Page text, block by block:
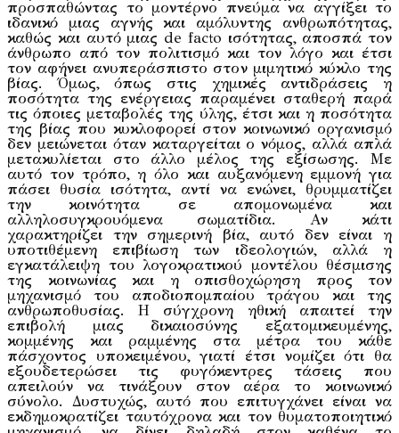
προσπαθώντας το μοντέρνο πνεύμα να αγγίξει το
ιδανικό μιας αγνής και αμόλυντης ανθρωπότητας,
καθώς και αυτό μιας de facto ισότητας, αποσπά τον
άνθρωπο από τον πολιτισμό και τον λόγο και έτσι
τον αφήνει ανυπεράσπιστο στον μιμητικό κύκλο της
βίας. Όμως, όπως στις χημικές αντιδράσεις η
ποσότητα της ενέργειας παραμένει σταθερή παρά
τις όποιες μεταβολές της ύλης, έτσι και η ποσότητα
της βίας που κυκλοφορεί στον κοινωνικό οργανισμό
δεν μειώνεται όταν καταργείται ο νόμος, αλλά απλά
μετακυλίεται στο άλλο μέλος της εξίσωσης. Με
αυτό τον τρόπο, η όλο και αυξανόμενη εμμονή για
πάσει θυσία ισότητα, αντί να ενώνει, θρυμματίζει
την κοινότητα σε απομονωμένα και
αλληλοσυγκρουόμενα σωματίδια. Αν κάτι
χαρακτηρίζει την σημερινή βία, αυτό δεν είναι η
υποτιθέμενη επιβίωση των ιδεολογιών, αλλά η
εγκατάλειψη του λογοκρατικού μοντέλου θέσμισης
της κοινωνίας και η οπισθοχώρηση προς τον
μηχανισμό του αποδιοπομπαίου τράγου και της
ανθρωποθυσίας. Η σύγχρονη ηθική απαιτεί την
επιβολή μιας δικαιοσύνης εξατομικευμένης,
κομμένης και ραμμένης στα μέτρα του κάθε
πάσχοντος υποκειμένου, γιατί έτσι νομίζει ότι θα
εξουδετερώσει τις φυγόκεντρες τάσεις που
απειλούν να τινάξουν στον αέρα το κοινωνικό
σύνολο. Δυστυχώς, αυτό που επιτυγχάνει είναι να
εκδημοκρατίζει ταυτόχρονα και τον θυματοποιητικό